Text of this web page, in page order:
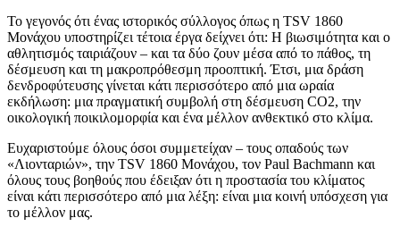
Το γεγονός ότι ένας ιστορικός σύλλογος όπως η TSV 1860
Μονάχου υποστηρίζει τέτοια έργα δείχνει ότι: Η βιωσιμότητα και ο
αθλητισμός ταιριάζουν – και τα δύο ζουν μέσα από το πάθος, τη
δέσμευση και τη μακροπρόθεσμη προοπτική. Έτσι, μια δράση
δενδροφύτευσης γίνεται κάτι περισσότερο από μια ωραία
εκδήλωση: μια πραγματική συμβολή στη δέσμευση CO2, την
οικολογική ποικιλομορφία και ένα μέλλον ανθεκτικό στο κλίμα.
Ευχαριστούμε όλους όσοι συμμετείχαν – τους οπαδούς των
«Λιονταριών», την TSV 1860 Μονάχου, τον Paul Bachmann και
όλους τους βοηθούς που έδειξαν ότι η προστασία του κλίματος
είναι κάτι περισσότερο από μια λέξη: είναι μια κοινή υπόσχεση για
το μέλλον μας.